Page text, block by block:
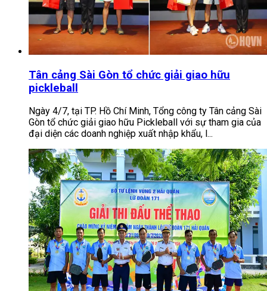
Tân cảng Sài Gòn tổ chức giải giao hữu
pickleball
Ngày 4/7, tại TP. Hồ Chí Minh, Tổng công ty Tân cảng Sài
Gòn tổ chức giải giao hữu Pickleball với sự tham gia của
đại diện các doanh nghiệp xuất nhập khẩu, l...